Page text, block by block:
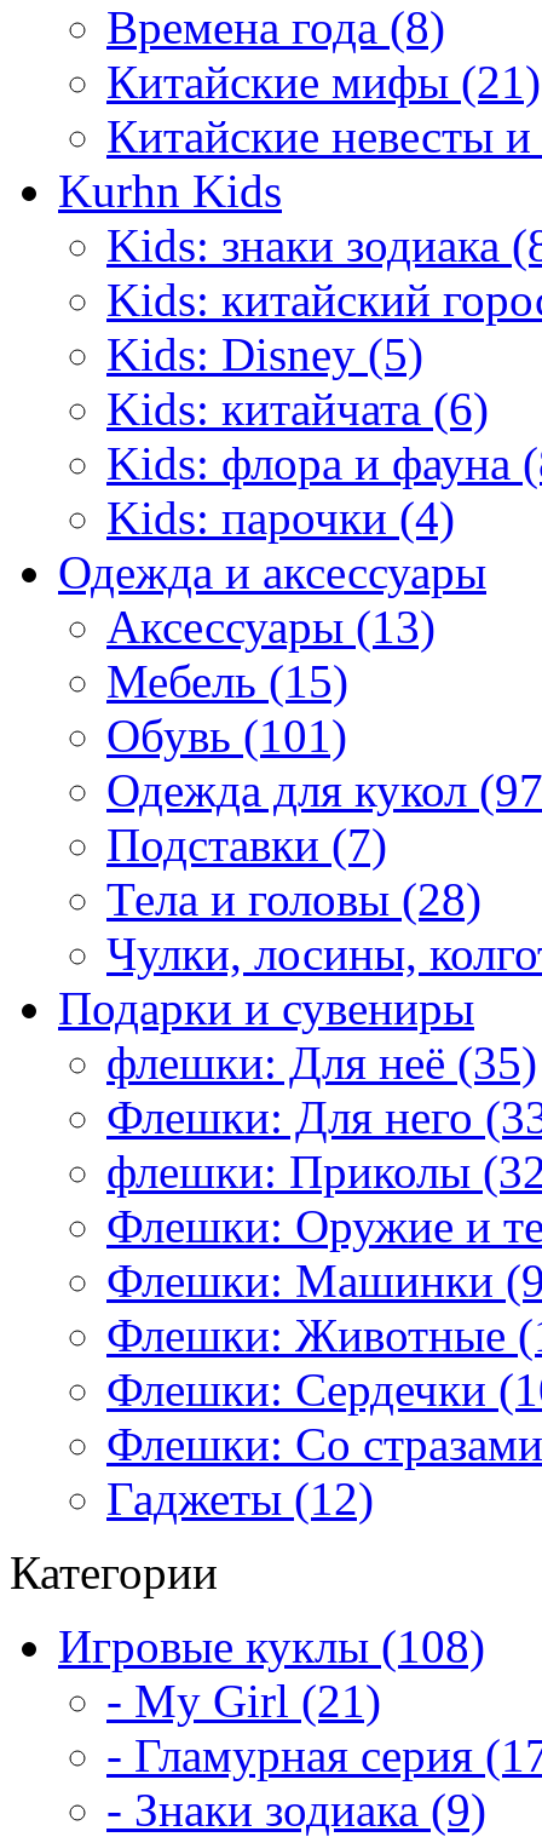
Времена года (8)
Китайские мифы (21)
Китайские невесты
Kurhn Kids
Kids: знаки зодиака
Kids: китайский
Kids: Disney (5)
Kids: китайчата (6)
Kids: флора и фауна
Kids: парочки (4)
Одежда и аксессуары
Аксессуары (13)
Мебель (15)
Обувь (101)
Одежда для кукол
Подставки (7)
Тела и головы (28)
Чулки, лосины,
Подарки и сувениры
флешки: Для неё (35)
Флешки: Для него
флешки: Приколы
Флешки: Оружие и
Флешки: Машинки
Флешки: Животные
Флешки: Сердечки
Флешки: Со
Гаджеты (12)
Категории
Игровые куклы (108)
- My Girl (21)
- Гламурная серия
- Знаки зодиака (9)